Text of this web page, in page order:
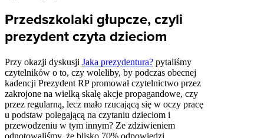
Przedszkolaki głupcze, czyli
prezydent czyta dzieciom
Przy okazji dyskusji Jaka prezydentura? pytaliśmy
czytelników o to, czy woleliby, by podczas obecnej
kadencji Prezydent RP promował czytelnictwo przez
zakrojone na wielką skalę akcje propagandowe, czy
przez regularną, lecz mało rzucającą się w oczy pracę
u podstaw polegającą na czytaniu dzieciom i
przewodzeniu w tym innym? Ze zdziwieniem